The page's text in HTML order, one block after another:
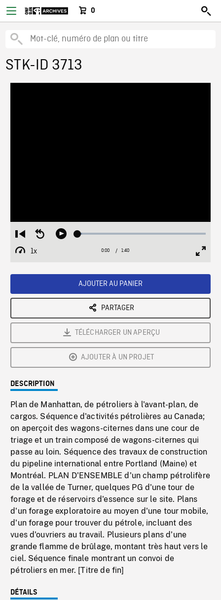
0
STK-ID 3713
Restart
from
beginning
Seek
Play Loaded:
1x
Playback
Current
0:00 / Duration
1:40
AJOUTER AU PANIER
PARTAGER
TÉLÉCHARGER UN APERÇU
AJOUTER À UN PROJET
DESCRIPTION
Plan de Manhattan, de pétroliers à l'avant-plan, de
cargos. Séquence d'activités pétrolières au Canada;
on aperçoit des wagons-citernes dans une cour de
triage et un train composé de wagons-citernes qui
passe au loin. Séquence des travaux de construction
du pipeline international entre Portland (Maine) et
Montréal. PLAN D'ENSEMBLE d'un champ pétrolifère
de la vallée de Turner, quelques PG d'une tour de
forage et de réservoirs d'essence sur le site. Plans
d'un forage exploratoire au moyen d'une tour mobile,
d'un forage pour trouver du pétrole, incluant des
vues d'ouvriers au travail. Plusieurs plans d'une
grande flamme de brûlage, montant très haut vers le
ciel. Séquence finale montrant un convoi de
pétroliers en mer. [Titre de fin]
DÉTAILS